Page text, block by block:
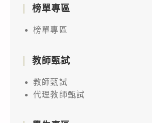
榜單專區
榜單專區
教師甄試
教師甄試
代理教師甄試